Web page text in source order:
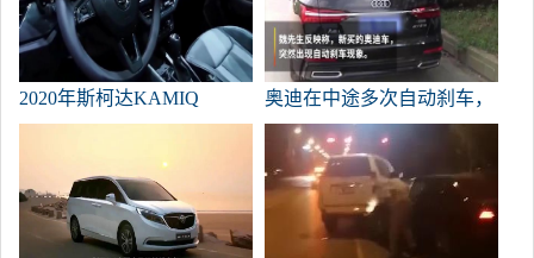
2020年斯柯达KAMIQ
奥迪在中途多次自动刹车，
吓到了老司机。